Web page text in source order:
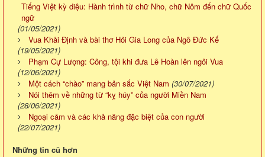
Tiếng Việt kỳ diệu: Hành trình từ chữ Nho, chữ Nôm đến chữ Quốc
ngữ
(01/05/2021)
Vua Khải Định và bài thơ Hỏi Gia Long của Ngô Đức Kế
(19/05/2021)
Phạm Cự Lượng: Công, tội khi đưa Lê Hoàn lên ngôi Vua
(12/06/2021)
Một cách “chào” mang bản sắc Việt Nam (30/07/2021)
Nói thêm về những từ “kỵ húy” của người Miền Nam
(28/06/2021)
Ngoại cảm và các khả năng đặc biệt của con người
(22/07/2021)
Những tin cũ hơn